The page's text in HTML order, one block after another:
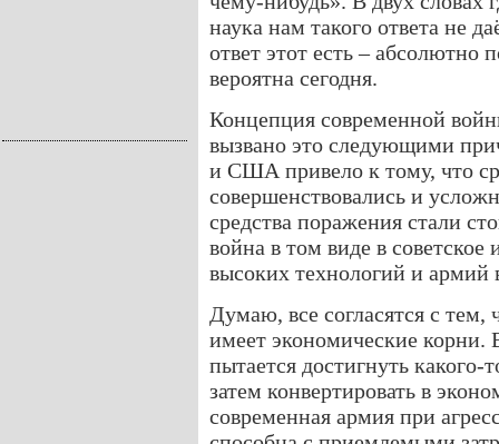
наука нам такого ответа не
ответ этот есть – абсолютно
вероятна сегодня.
Концепция современной
вызвано это следующими
и США привело к тому, что
совершенствовались и
средства поражения стали
война в том виде в
высоких технологий и армий
Думаю, все согласятся с тем,
имеет экономические корни.
пытается достигнуть какого-
затем конвертировать в
современная армия при